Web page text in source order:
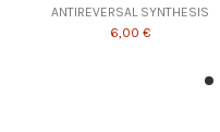
ANTIREVERSAL SYNTHESIS
6,00 €